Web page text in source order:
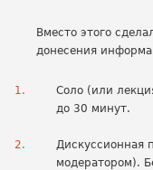
Вместо этого
донесения
Соло (или
до 30 минут.
Дискуссионная
модератором).